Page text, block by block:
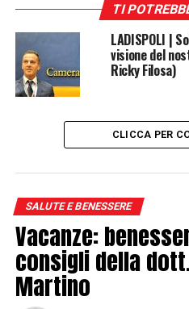
dipendono da tanti fattori:
ormoni, dalla ritenzione
digestione, dalla quantità di
dall’abbigliamento
momentaneo non significa
vero dimagrimento.
Come valutare
TI
LADISPOLI |
visione del
Ricky Filosa)
CLICCA PER
SALUTE E BENESSERE
Vacanze:
consigli della
Martino